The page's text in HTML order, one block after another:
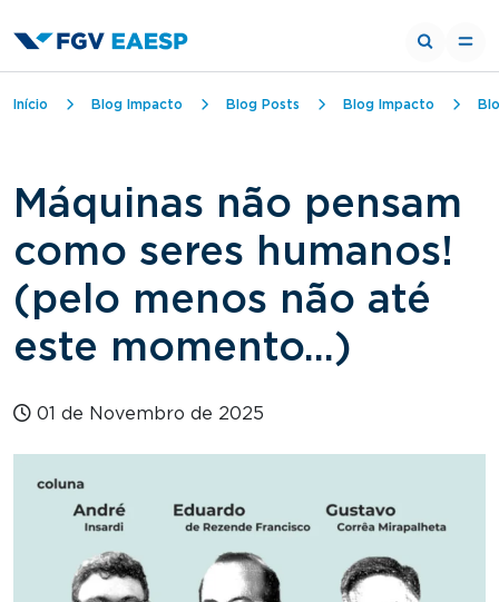
Trilha de navegação
Início Blog Impacto Blog Posts Blog Impacto
Máquinas não pensam
como seres humanos!
(pelo menos não até
este momento...)
01 de Novembro de 2025